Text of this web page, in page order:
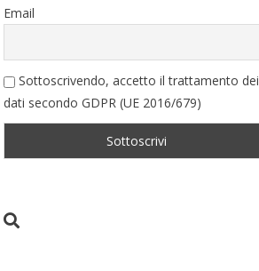
Email
Sottoscrivendo, accetto il trattamento dei
dati secondo GDPR (UE 2016/679)